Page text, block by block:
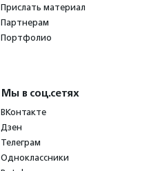
Прислать материал
Партнерам
Портфолио
Мы в соц.сетях
ВКонтакте
Дзен
Телеграм
Одноклассники